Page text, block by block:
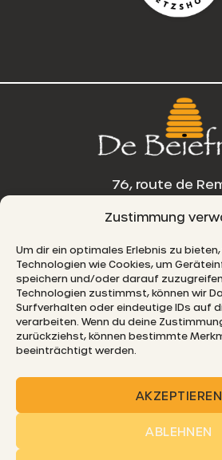
Zustimmung
Um dir ein optimales Erlebnis zu
Technologien wie Cookies, um
speichern und/oder darauf
Technologien zustimmst, können wir
Surfverhalten oder eindeutige IDs auf
verarbeiten. Wenn du deine
zurückziehst, können bestimmte
beeinträchtigt werden.
AKZEPTIEREN
ABLEHNEN
76, route de
L-5330
E-MAIL
© 2026 De